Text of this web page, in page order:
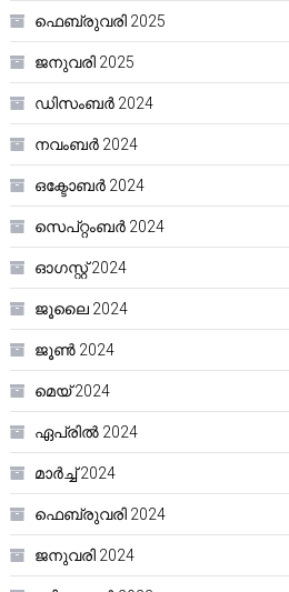
ഫെബ്രുവരി 2025
ജനുവരി 2025
ഡിസംബർ 2024
നവംബർ 2024
ഒക്ടോബർ 2024
സെപ്റ്റംബർ 2024
ഓഗസ്റ്റ്‌ 2024
ജൂലൈ 2024
ജൂൺ 2024
മെയ്‌ 2024
ഏപ്രിൽ 2024
മാർച്ച്‌ 2024
ഫെബ്രുവരി 2024
ജനുവരി 2024